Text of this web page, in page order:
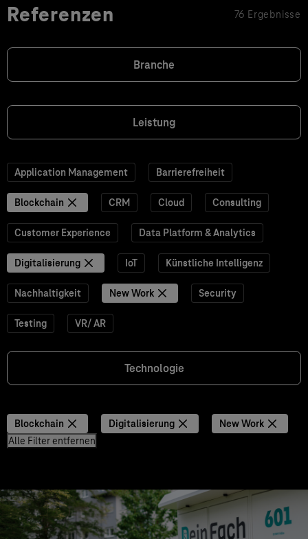
Referenzen 76 Ergebnisse
Branche
Leistung
Application Management Barrierefreiheit
Blockchain CRM Cloud Consulting
Customer Experience Data Platform & Analytics
Digitalisierung IoT Künstliche Intelligenz
Nachhaltigkeit New Work Security
Testing VR/ AR
Technologie
Blockchain Digitalisierung
New Work
Alle Filter entfernen